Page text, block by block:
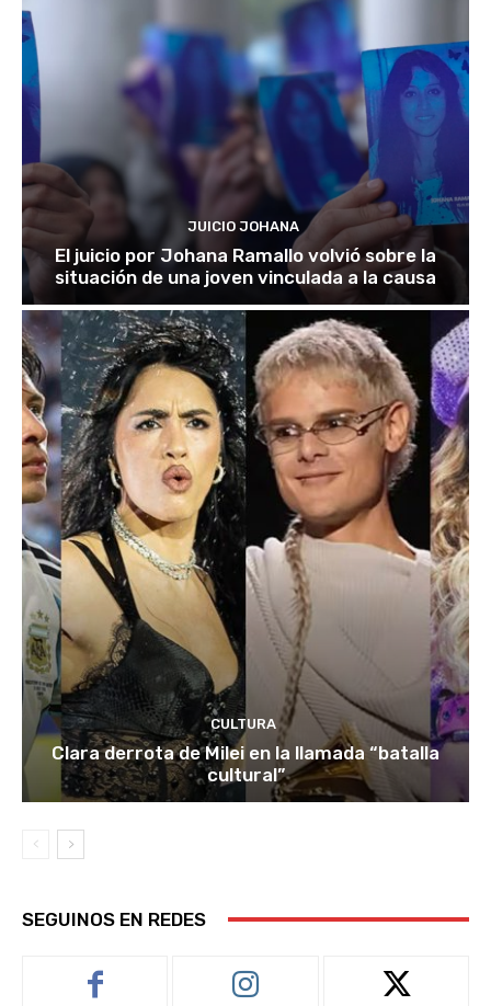
JUICIO JOHANA
El juicio por Johana Ramallo volvió sobre la
situación de una joven vinculada a la causa
CULTURA
Clara derrota de Milei en la llamada “batalla
cultural”
SEGUINOS EN REDES